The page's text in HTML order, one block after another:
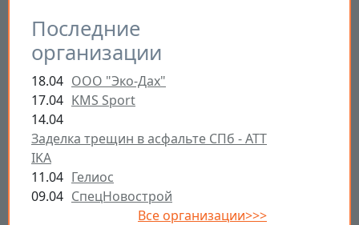
Последние
организации
18.04 ООО "Эко-Дах"
17.04 KMS Sport
14.04
Заделка трещин в асфальте СПб - ATT
IKA
11.04 Гелиос
09.04 СпецНовострой
Все организации>>>